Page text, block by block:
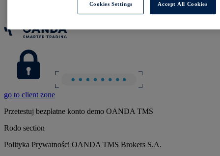
go to client zone
Przetestuj bezpłatne konto demo OANDA TMS
Rodo section
Polityka Prywatności OANDA TMS Brokers S.A.
Cookies Settings Accept All Cookies